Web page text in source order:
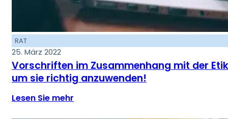
RAT
25. März 2022
Vorschriften im Zusammenhang mit der
um sie richtig anzuwenden!
Lesen Sie mehr